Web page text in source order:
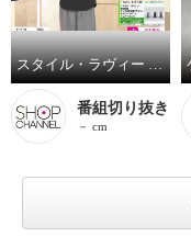
スタイル・ラヴィー 接触冷感 フラミンゴモティーフ スパンコール＆ 刺しゅうアクセント プルオーバー
番組切り抜き
－ cm